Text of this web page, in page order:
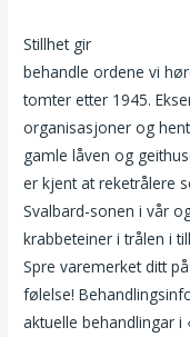
Stillhet gir
behandle ordene vi
tomter etter 1945.
organisasjoner og
gamle låven og
er kjent at reketrålere
Svalbard-sonen i vår
krabbeteiner i trålen i
Spre varemerket ditt
følelse!
aktuelle behandlingar i